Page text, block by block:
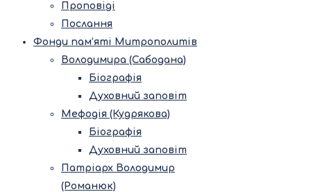
Проповіді
Послання
Фонди пам’яті Митрополитів
Володимира (Сабодана)
Біографія
Духовний заповіт
Мефодія (Кудрякова)
Біографія
Духовний заповіт
Патріарх Володимир
(Романюк)